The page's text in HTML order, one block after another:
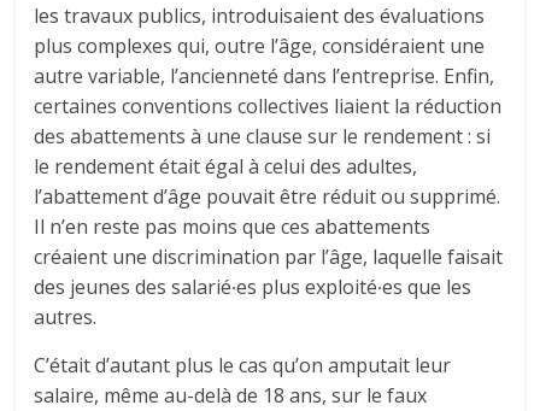
les travaux publics, introduisaient des évaluations
plus complexes qui, outre l’âge, considéraient une
autre variable, l’ancienneté dans l’entreprise. Enfin,
certaines conventions collectives liaient la réduction
des abattements à une clause sur le rendement : si
le rendement était égal à celui des adultes,
l’abattement d’âge pouvait être réduit ou supprimé.
Il n’en reste pas moins que ces abattements
créaient une discrimination par l’âge, laquelle faisait
des jeunes des salarié∙es plus exploité∙es que les
autres.
C’était d’autant plus le cas qu’on amputait leur
salaire, même au-delà de 18 ans, sur le faux